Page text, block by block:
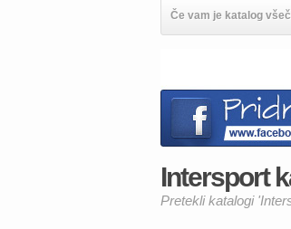
Če vam je katalog
Intersport
Pretekli katalogi